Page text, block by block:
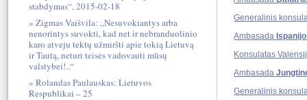
Generalinis
Ambasada
Konsulatas
Ambasada
Generalinis
stabdymas“, 2015-02-18
Zigmas Vaišvila: „Nesuvokiantys arba
nenorintys suvokti, kad net ir nebranduolinio
karo atveju tektų užmiršti apie tokią Lietuvą
ir Tautą, neturi teisės vadovauti mūsų
valstybei!..“
Rolandas Paulauskas: Lietuvos
Respublikai – 25